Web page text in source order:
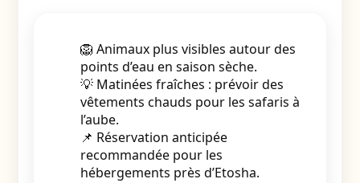
🦁 Animaux plus visibles autour des
points d’eau en saison sèche.
💡 Matinées fraîches : prévoir des
vêtements chauds pour les safaris à
l’aube.
📌 Réservation anticipée
recommandée pour les
hébergements près d’Etosha.